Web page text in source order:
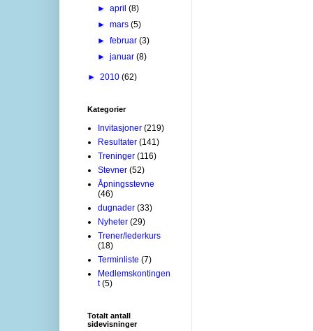
►april(8)
►mars(5)
►februar(3)
►januar(8)
► 2010 (62)
Kategorier
Invitasjoner (219)
Resultater (141)
Treninger (116)
Stevner (52)
Åpningsstevne
(46)
dugnader (33)
Nyheter (29)
Trener/lederkurs
(18)
Terminliste (7)
Medlemskontingen
t (5)
Totalt antall
sidevisninger